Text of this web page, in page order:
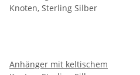
Anhänger mit keltischem